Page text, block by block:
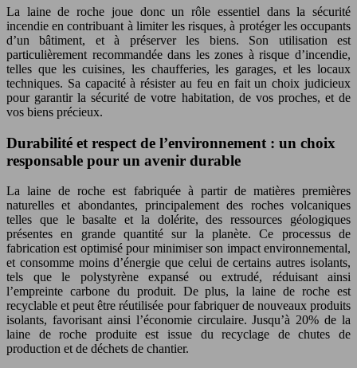
La laine de roche joue donc un rôle essentiel dans la sécurité
incendie en contribuant à limiter les risques, à protéger les occupants
d’un bâtiment, et à préserver les biens. Son utilisation est
particulièrement recommandée dans les zones à risque d’incendie,
telles que les cuisines, les chaufferies, les garages, et les locaux
techniques. Sa capacité à résister au feu en fait un choix judicieux
pour garantir la sécurité de votre habitation, de vos proches, et de
vos biens précieux.
Durabilité et respect de l’environnement : un choix
responsable pour un avenir durable
La laine de roche est fabriquée à partir de matières premières
naturelles et abondantes, principalement des roches volcaniques
telles que le basalte et la dolérite, des ressources géologiques
présentes en grande quantité sur la planète. Ce processus de
fabrication est optimisé pour minimiser son impact environnemental,
et consomme moins d’énergie que celui de certains autres isolants,
tels que le polystyrène expansé ou extrudé, réduisant ainsi
l’empreinte carbone du produit. De plus, la laine de roche est
recyclable et peut être réutilisée pour fabriquer de nouveaux produits
isolants, favorisant ainsi l’économie circulaire. Jusqu’à 20% de la
laine de roche produite est issue du recyclage de chutes de
production et de déchets de chantier.